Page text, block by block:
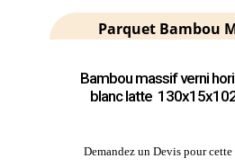
Parquet Bambou
Bambou massif verni
blanc latte
Demandez un Devis pour cette